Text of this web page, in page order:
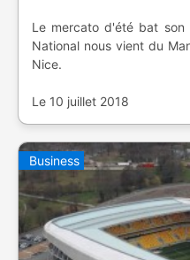
Le mercato d'été bat
National nous vient du
Nice.
Le 10 juillet 2018
Business